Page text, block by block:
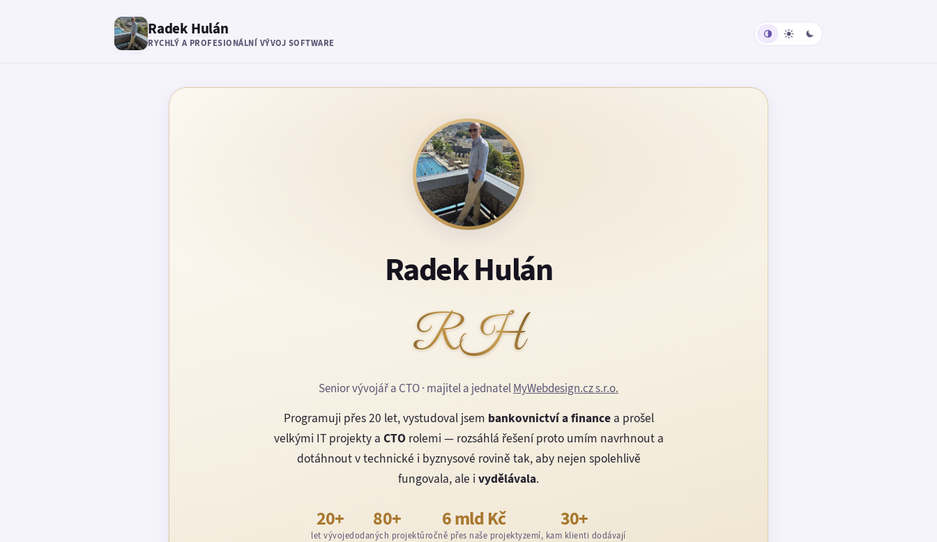
Radek Hulán
RYCHLÝ A PROFESIONÁLNÍ VÝVOJ SOFTWARE
Radek Hulán
RH
Senior vývojář a CTO · majitel a jednatelMyWebdesign.cz s.r.o.
Programuji přes 20 let, vystudoval jsem bankovnictví a financea prošel
velkými IT projekty a CTOrolemi — rozsáhlá řešení proto umím navrhnout a
dotáhnout v technické i byznysové rovině tak, aby nejen spolehlivě
fungovala, ale i vydělávala.
20+
let vývoje
80+
dodaných projektů
6 mld Kč
ročně přes naše projekty
30+
zemí, kam klienti dodávají